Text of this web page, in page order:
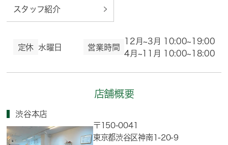
スタッフ紹介
定休 水曜日 営業時間
12月~3月 10:00~19:00
4月~11月 10:00~18:00
店舗概要
渋谷本店
〒150-0041
東京都渋谷区神南1-20-9